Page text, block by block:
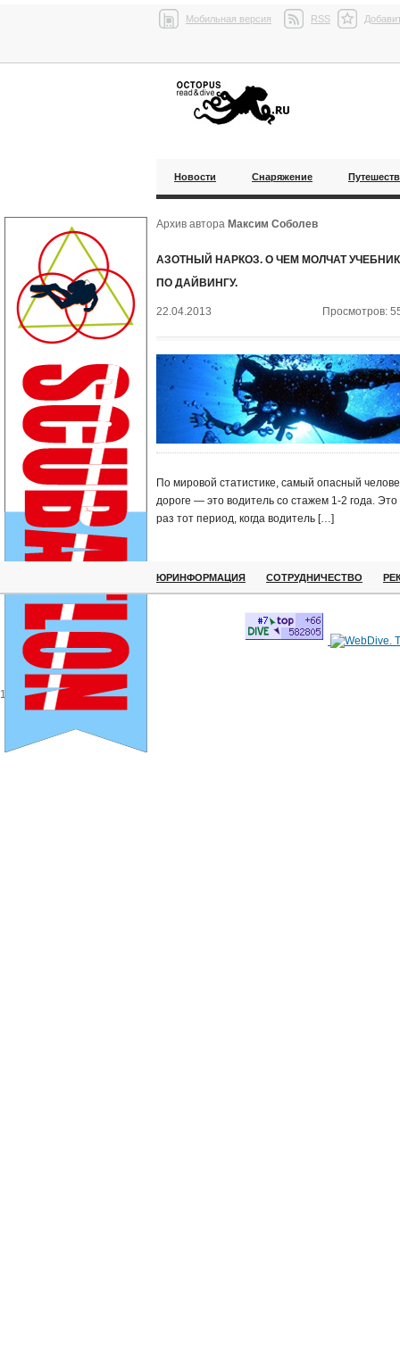
Мобильная версия RSS
Новости Снаряжение
Архив автора Максим Соболев
АЗОТНЫЙ НАРКОЗ. О ЧЕМ МОЛЧАТ
ПО ДАЙВИНГУ.
22.04.2013 Просмотров:
По мировой статистике, самый опасный
дороге — это водитель со стажем 1-2 года. Это
раз тот период, когда водитель […]
ЮРИНФОРМАЦИЯ СОТРУДНИЧЕСТВО
1111111111111111